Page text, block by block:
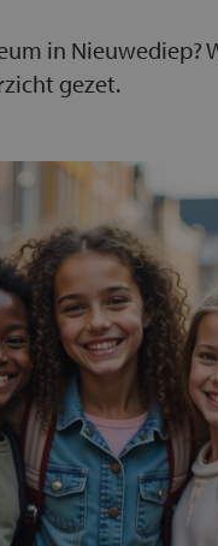
in
gezet.